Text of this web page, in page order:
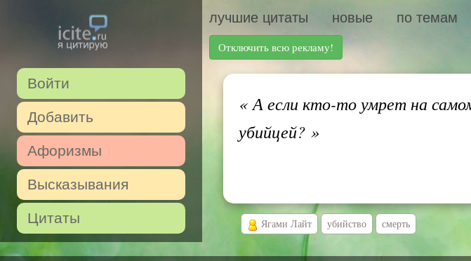
Войти
Добавить
Афоризмы
Высказывания
Цитаты
лучшие цитаты новые по темам
Отключить всю рекламу!
«А если кто-то умрет на
убийцей? »
Ягами Лайт убийство смерть